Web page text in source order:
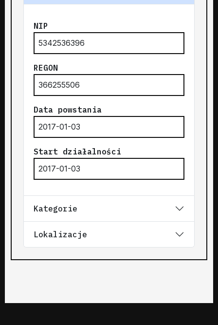
NIP
5342536396
REGON
366255506
Data powstania
2017-01-03
Start działalności
2017-01-03
Kategorie
Lokalizacje